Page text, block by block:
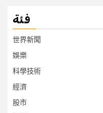
فئة
世界新聞
娛樂
科學技術
經濟
股市